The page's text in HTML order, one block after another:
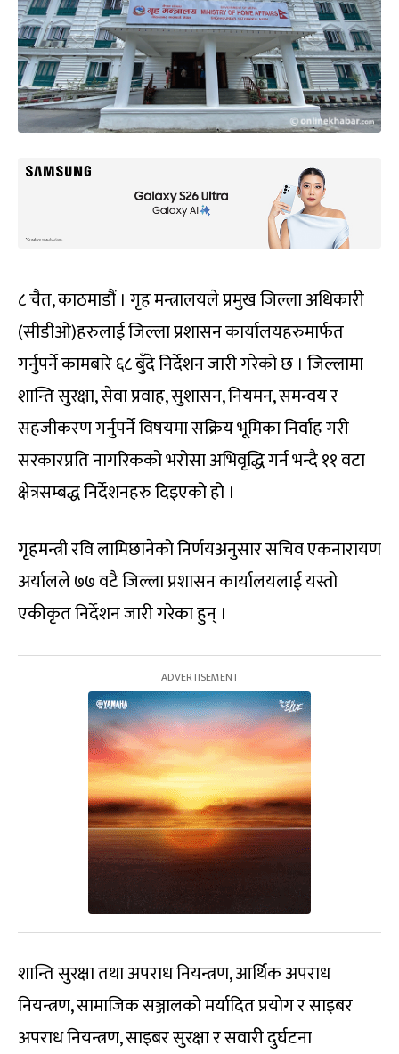
८ चैत, काठमाडौं । गृह मन्त्रालयले प्रमुख जिल्ला अधिकारी
(सीडीओ)हरुलाई जिल्ला प्रशासन कार्यालयहरुमार्फत
गर्नुपर्ने कामबारे ६८ बुँदे निर्देशन जारी गरेको छ । जिल्लामा
शान्ति सुरक्षा, सेवा प्रवाह, सुशासन, नियमन, समन्वय र
सहजीकरण गर्नुपर्ने विषयमा सक्रिय भूमिका निर्वाह गरी
सरकारप्रति नागरिकको भरोसा अभिवृद्धि गर्न भन्दै ११ वटा
क्षेत्रसम्बद्ध निर्देशनहरु दिइएको हो ।
गृहमन्त्री रवि लामिछानेको निर्णयअनुसार सचिव एकनारायण
अर्यालले ७७ वटै जिल्ला प्रशासन कार्यालयलाई यस्तो
एकीकृत निर्देशन जारी गरेका हुन् ।
शान्ति सुरक्षा तथा अपराध नियन्त्रण, आर्थिक अपराध
नियन्त्रण, सामाजिक सञ्जालको मर्यादित प्रयोग र साइबर
अपराध नियन्त्रण, साइबर सुरक्षा र सवारी दुर्घटना